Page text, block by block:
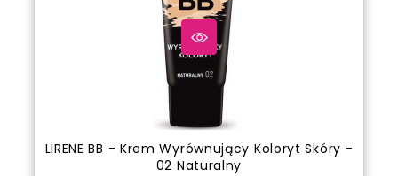
LIRENE BB - Krem Wyrównujący Koloryt Skóry -
02 Naturalny